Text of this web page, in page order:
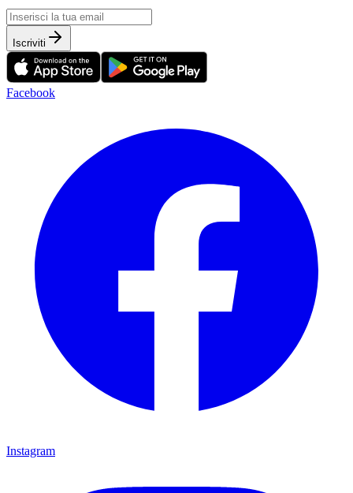
Iscriviti
Facebook
Instagram